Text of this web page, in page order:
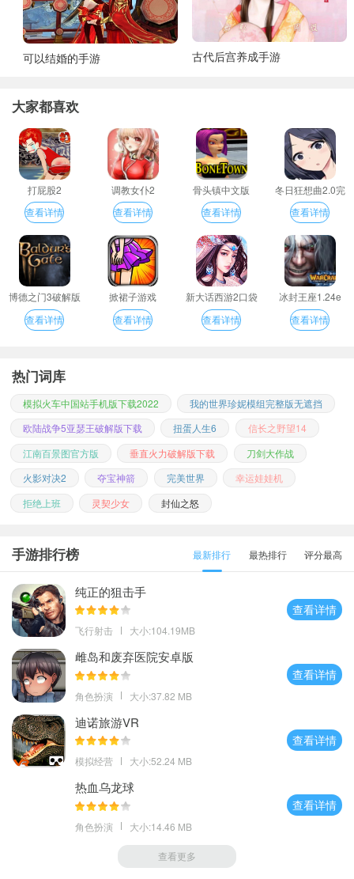
可以结婚的手游 古代后宫养成手游
大家都喜欢
打屁股2
查看详情
调教女仆2
查看详情
骨头镇中文版
查看详情
冬日狂想曲2.0完
整汉化版
查看详情
博德之门3破解版
查看详情
掀裙子游戏
查看详情
新大话西游2口袋
版
查看详情
冰封王座1.24e
查看详情
热门词库
模拟火车中国站手机版下载2022
我的世界珍妮模组完整版无遮挡
欧陆战争5亚瑟王破解版下载
扭蛋人生6
信长之野望14
江南百景图官方版
垂直火力破解版下载
刀剑大作战
火影对决2
夺宝神箭 完美世界
幸运娃娃机
拒绝上班
灵契少女 封仙之怒
手游排行榜 最新排行 最热排行 评分最高
纯正的狙击手
飞行射击 大小:104.19MB
查看详情
雌岛和废弃医院安卓版
角色扮演 大小:37.82 MB
查看详情
迪诺旅游VR
模拟经营 大小:52.24 MB
查看详情
热血乌龙球
角色扮演 大小:14.46 MB
查看详情
查看更多